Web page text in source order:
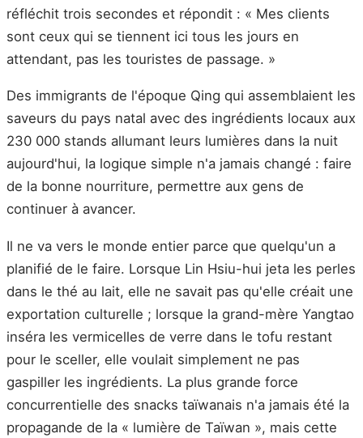
réfléchit trois secondes et répondit : « Mes clients
sont ceux qui se tiennent ici tous les jours en
attendant, pas les touristes de passage. »
Des immigrants de l'époque Qing qui assemblaient les
saveurs du pays natal avec des ingrédients locaux aux
230 000 stands allumant leurs lumières dans la nuit
aujourd'hui, la logique simple n'a jamais changé : faire
de la bonne nourriture, permettre aux gens de
continuer à avancer.
Il ne va vers le monde entier parce que quelqu'un a
planifié de le faire. Lorsque Lin Hsiu-hui jeta les perles
dans le thé au lait, elle ne savait pas qu'elle créait une
exportation culturelle ; lorsque la grand-mère Yangtao
inséra les vermicelles de verre dans le tofu restant
pour le sceller, elle voulait simplement ne pas
gaspiller les ingrédients. La plus grande force
concurrentielle des snacks taïwanais n'a jamais été la
propagande de la « lumière de Taïwan », mais cette